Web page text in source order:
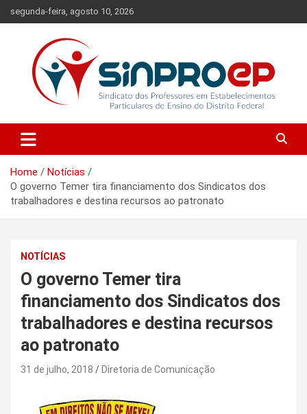
to
segunda-feira, agosto 10, 2026
Sinproep-DF
Ensino do Distrito Federal
Home
Notícias
O governo Temer tira financiamento dos Sindicatos dos
trabalhadores e destina recursos ao patronato
NOTÍCIAS
O governo Temer tira
financiamento dos Sindicatos dos
trabalhadores e destina recursos
ao patronato
31 de julho, 2018 Diretoria de Comunicação